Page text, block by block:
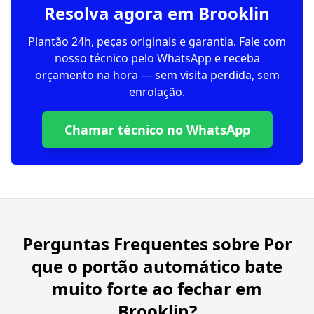
Resolva agora em Brooklin
Plantão 24h, peças originais e garantia. Fale com
nosso técnico pelo WhatsApp e receba
orçamento na hora — sem visita perdida, sem
enrolação.
Chamar técnico no WhatsApp
Perguntas Frequentes sobre Por
que o portão automático bate
muito forte ao fechar em